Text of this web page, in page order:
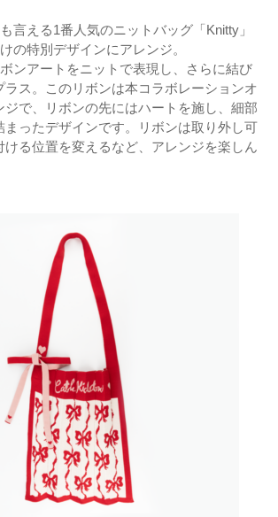
言える1番人気のニットバッグ「Knitty」
の特別デザインにアレンジ。
ンアートをニットで表現し、さらに結び
ラス。このリボンは本コラボレーションオ
ジで、リボンの先にはハートを施し、細部
まったデザインです。リボンは取り外し可
ける位置を変えるなど、アレンジを楽しん